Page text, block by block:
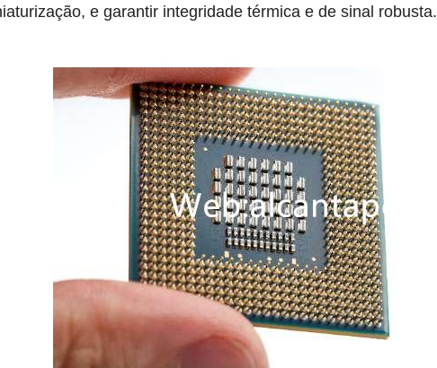
e garantir integridade térmica e de sinal robusta.